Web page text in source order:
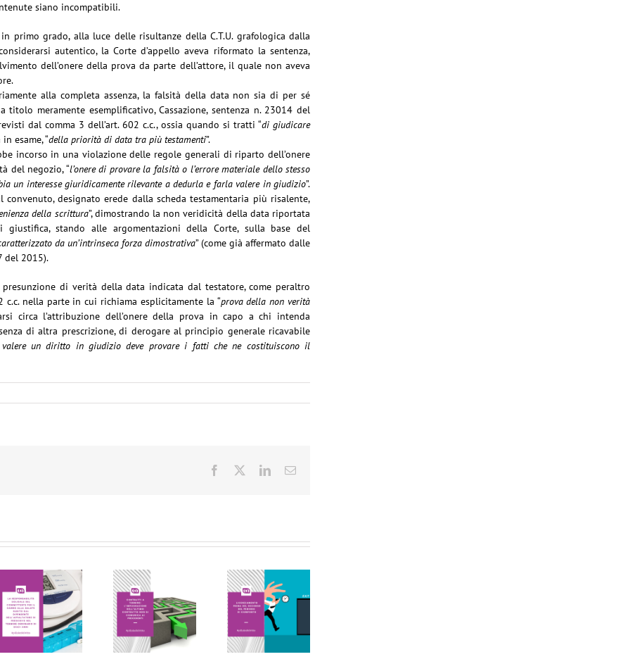
siano incompatibili.
primo grado, alla luce delle risultanze della C.T.U. grafologica dalla
autentico, la Corte d’appello aveva riformato la sentenza,
dell’onere della prova da parte dell’attore, il quale non aveva
alla completa assenza, la falsità della data non sia di per sé
meramente esemplificativo, Cassazione, sentenza n. 23014 del
dal comma 3 dell’art. 602 c.c., ossia quando si tratti “di giudicare
esame, “della priorità di data tra più testamenti”.
incorso in una violazione delle regole generali di riparto dell’onere
del negozio, “l’onere di provare la falsità o l’errore materiale dello stesso
un interesse giuridicamente rilevante a dedurla e farla valere in giudizio”.
designato erede dalla scheda testamentaria più risalente,
della scrittura”, dimostrando la non veridicità della data riportata
giustifica, stando alle argomentazioni della Corte, sulla base del
da un’intrinseca forza dimostrativa” (come già affermato dalle
del 2015).
presunzione di verità della data indicata dal testatore, come peraltro
nella parte in cui richiama esplicitamente la “prova della non verità
circa l’attribuzione dell’onere della prova in capo a chi intenda
di altra prescrizione, di derogare al principio generale ricavabile
un diritto in giudizio deve provare i fatti che ne costituiscono il
Facebook LinkedInEmail
LE PILLOLE
DEL
VENERDI’
LE PILLOLE
DEL
VENERDI’